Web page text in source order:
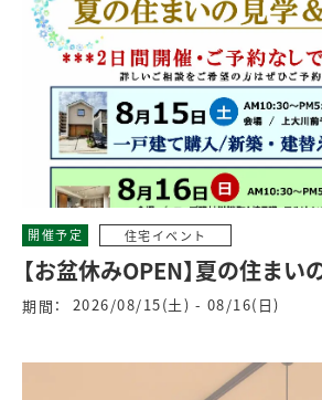
開催予定 住宅イベント
【お盆休みOPEN】夏の住まい
期間： 2026/08/15(土) - 08/16(日)